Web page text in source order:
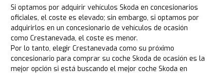
Si optamos por adquirir vehículos Skoda en concesionarios
oficiales, el coste es elevado; sin embargo, si optamos por
adquirirlos en un concesionario de vehículos de ocasión
como Crestanevada, el coste es menor.
Por lo tanto, elegir Crestanevada como su próximo
concesionario para comprar su coche Skoda de ocasión es la
mejor opción si está buscando el mejor coche Skoda en